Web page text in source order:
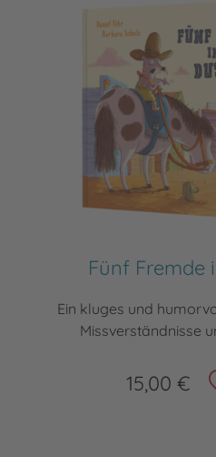
Fünf Fremde
Ein kluges und
Missverständnisse
15,00 €